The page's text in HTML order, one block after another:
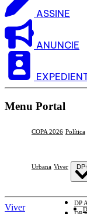
ASSINE
ANUNCIE
Menu Portal
COPA 2026 Política
Urbana Viver
DP
Viver